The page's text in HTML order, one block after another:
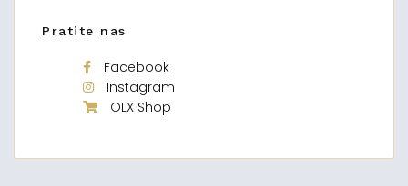
Pratite nas
Facebook
Instagram
OLX Shop